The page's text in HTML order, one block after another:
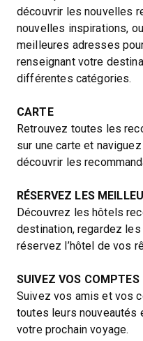
découvrir les nouvelles
nouvelles inspirations,
meilleures adresses
renseignant votre
différentes catégories.
CARTE
Retrouvez toutes les
sur une carte et
découvrir les
RÉSERVEZ LES
Découvrez les hôtels
destination, regardez
réservez l’hôtel de vos
SUIVEZ VOS COMPTES
Suivez vos amis et vos
toutes leurs nouveautés
votre prochain voyage.